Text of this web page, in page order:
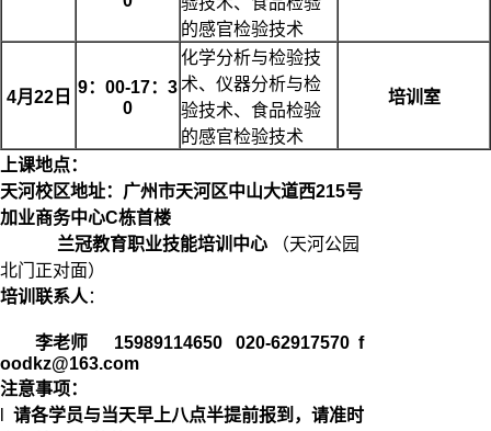
的感官检验技术
4月 22日
9： 00-17： 3
0
化学分析与检验技
术、仪器分析与检
验技术、食品检验
的感官检验技术
培训室
上课地点：
天河校区地址：广州市天河区中山大道西215号
加业商务中心C栋首楼
兰冠教育职业技能培训中心 （天河公园
北门正对面）
培训联系人 ：
李老师 15989114650 020-62917570 f
oodkz@163.com
注意事项：
请各学员与当天早上八点半提前报到，请准时